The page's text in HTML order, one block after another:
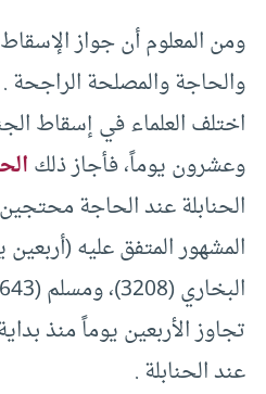
ومن المعلوم أن جواز
والحاجة والمصلحة
اختلف العلماء في إسقاط
وعشرون يوماً، فأجاز ذلك
الحنابلة عند الحاجة
المشهور المتفق عليه
تجاوز الأربعين يوماً منذ
عند الحنابلة .